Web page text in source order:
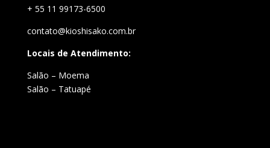
+ 55 11 99173-6500
contato@kioshisako.com.br
Locais de Atendimento:
Salão – Moema
Salão – Tatuapé